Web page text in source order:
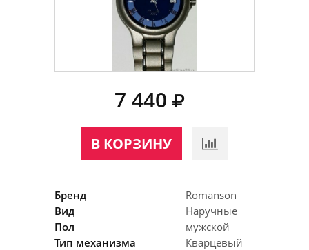
7 440
В КОРЗИНУ
Бренд
Romanson
Вид
Наручные
Пол
мужской
Тип механизма
Кварцевый